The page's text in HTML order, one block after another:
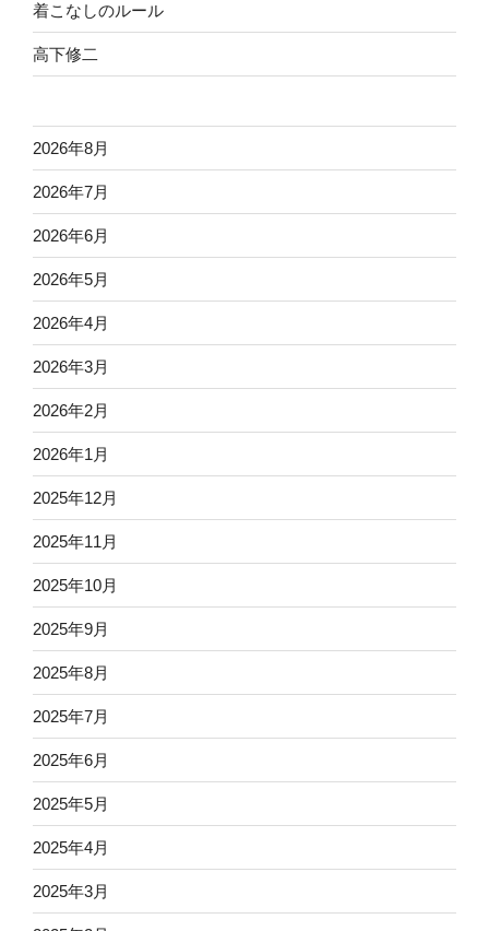
着こなしのルール
高下修二
2026年8月
2026年7月
2026年6月
2026年5月
2026年4月
2026年3月
2026年2月
2026年1月
2025年12月
2025年11月
2025年10月
2025年9月
2025年8月
2025年7月
2025年6月
2025年5月
2025年4月
2025年3月